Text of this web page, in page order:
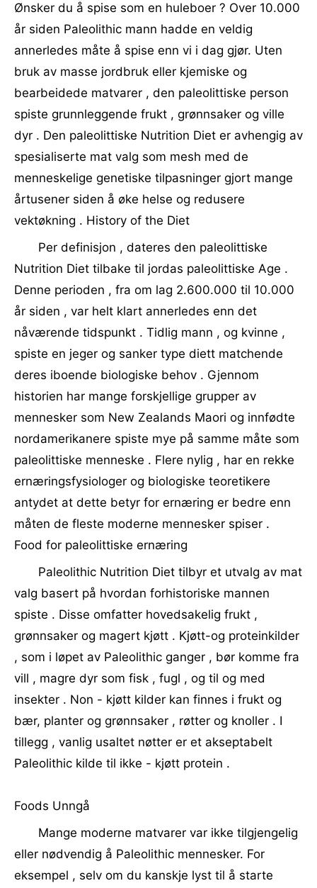
Ønsker du å spise som en huleboer ? Over 10.000
år siden Paleolithic mann hadde en veldig
annerledes måte å spise enn vi i dag gjør. Uten
bruk av masse jordbruk eller kjemiske og
bearbeidede matvarer , den paleolittiske person
spiste grunnleggende frukt , grønnsaker og ville
dyr . Den paleolittiske Nutrition Diet er avhengig av
spesialiserte mat valg som mesh med de
menneskelige genetiske tilpasninger gjort mange
årtusener siden å øke helse og redusere
vektøkning . History of the Diet
Per definisjon , dateres den paleolittiske
Nutrition Diet tilbake til jordas paleolittiske Age .
Denne perioden , fra om lag 2.600.000 til 10.000
år siden , var helt klart annerledes enn det
nåværende tidspunkt . Tidlig mann , og kvinne ,
spiste en jeger og sanker type diett matchende
deres iboende biologiske behov . Gjennom
historien har mange forskjellige grupper av
mennesker som New Zealands Maori og innfødte
nordamerikanere spiste mye på samme måte som
paleolittiske menneske . Flere nylig , har en rekke
ernæringsfysiologer og biologiske teoretikere
antydet at dette betyr for ernæring er bedre enn
måten de fleste moderne mennesker spiser .
Food for paleolittiske ernæring
Paleolithic Nutrition Diet tilbyr et utvalg av mat
valg basert på hvordan forhistoriske mannen
spiste . Disse omfatter hovedsakelig frukt ,
grønnsaker og magert kjøtt . Kjøtt-og proteinkilder
, som i løpet av Paleolithic ganger , bør komme fra
vill , magre dyr som fisk , fugl , og til og med
insekter . Non - kjøtt kilder kan finnes i frukt og
bær, planter og grønnsaker , røtter og knoller . I
tillegg , vanlig usaltet nøtter er et akseptabelt
Paleolithic kilde til ikke - kjøtt protein .
Foods Unngå
Mange moderne matvarer var ikke tilgjengelig
eller nødvendig å Paleolithic mennesker. For
eksempel , selv om du kanskje lyst til å starte